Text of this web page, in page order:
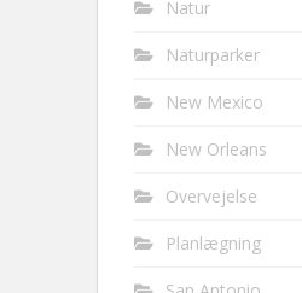
Natur
Naturparker
New Mexico
New Orleans
Overvejelse
Planlægning